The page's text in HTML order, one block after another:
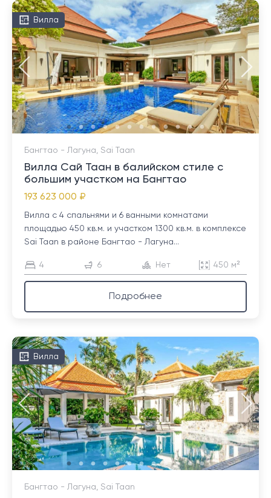
Вилла
Бангтао - Лагуна, Sai Taan
Вилла Сай Таан в балийском стиле с
большим участком на Бангтао
193 623 000 ₽
Вилла с 4 спальнями и 6 ванными комнатами
площадью 450 кв.м. и участком 1300 кв.м. в комплексе
Sai Taan в районе Бангтао - Лагуна...
4 6 Нет 450 м²
Подробнее
Вилла
Бангтао - Лагуна, Sai Taan